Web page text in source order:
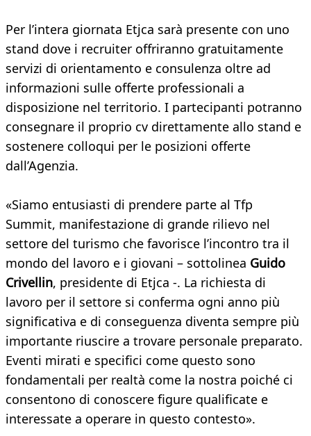
Per l’intera giornata Etjca sarà presente con uno
stand dove i recruiter offriranno gratuitamente
servizi di orientamento e consulenza oltre ad
informazioni sulle offerte professionali a
disposizione nel territorio. I partecipanti potranno
consegnare il proprio cv direttamente allo stand e
sostenere colloqui per le posizioni offerte
dall’Agenzia.
«Siamo entusiasti di prendere parte al Tfp
Summit, manifestazione di grande rilievo nel
settore del turismo che favorisce l’incontro tra il
mondo del lavoro e i giovani – sottolinea Guido
Crivellin, presidente di Etjca -. La richiesta di
lavoro per il settore si conferma ogni anno più
significativa e di conseguenza diventa sempre più
importante riuscire a trovare personale preparato.
Eventi mirati e specifici come questo sono
fondamentali per realtà come la nostra poiché ci
consentono di conoscere figure qualificate e
interessate a operare in questo contesto».